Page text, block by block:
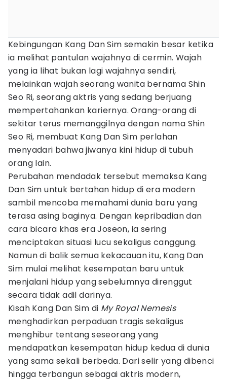
Kebingungan Kang Dan Sim semakin besar ketika
ia melihat pantulan wajahnya di cermin. Wajah
yang ia lihat bukan lagi wajahnya sendiri,
melainkan wajah seorang wanita bernama Shin
Seo Ri, seorang aktris yang sedang berjuang
mempertahankan kariernya. Orang-orang di
sekitar terus memanggilnya dengan nama Shin
Seo Ri, membuat Kang Dan Sim perlahan
menyadari bahwa jiwanya kini hidup di tubuh
orang lain.
Perubahan mendadak tersebut memaksa Kang
Dan Sim untuk bertahan hidup di era modern
sambil mencoba memahami dunia baru yang
terasa asing baginya. Dengan kepribadian dan
cara bicara khas era Joseon, ia sering
menciptakan situasi lucu sekaligus canggung.
Namun di balik semua kekacauan itu, Kang Dan
Sim mulai melihat kesempatan baru untuk
menjalani hidup yang sebelumnya direnggut
secara tidak adil darinya.
Kisah Kang Dan Sim di My Royal Nemesis
menghadirkan perpaduan tragis sekaligus
menghibur tentang seseorang yang
mendapatkan kesempatan hidup kedua di dunia
yang sama sekali berbeda. Dari selir yang dibenci
hingga terbangun sebagai aktris modern,